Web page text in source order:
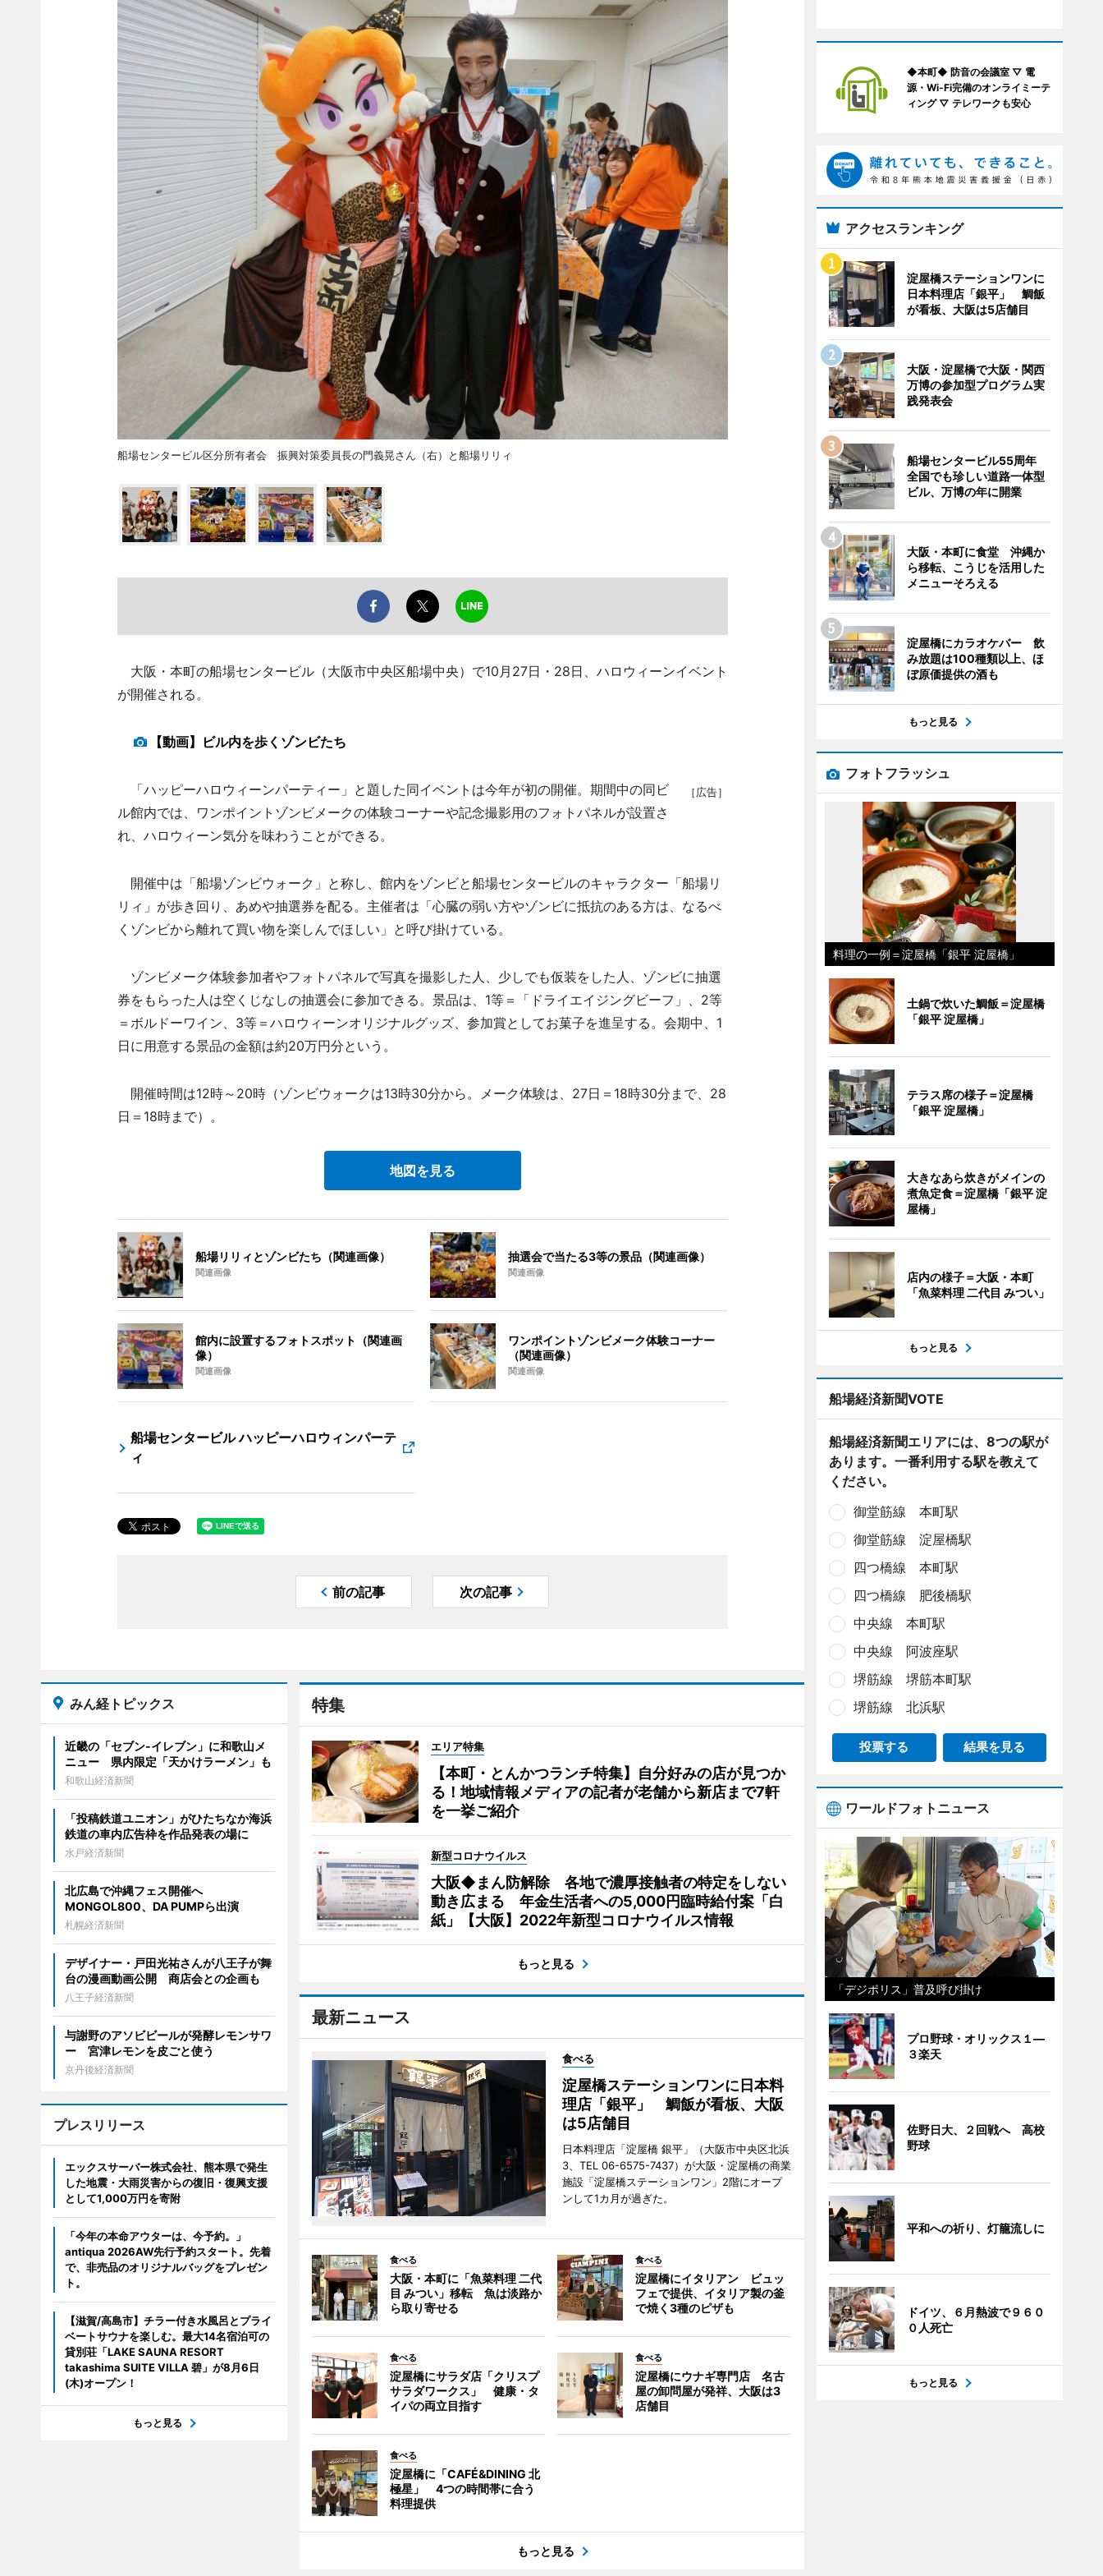
船場センタービル区分所有者会 振興対策委員長の門義晃さん（右）と船場リリィ
大阪・本町の船場センタービル（大阪市中央区船場中央）で10月27日・28日、ハロウィーンイベント
が開催される。
【動画】ビル内を歩くゾンビたち
［広告］
「ハッピーハロウィーンパーティー」と題した同イベントは今年が初の開催。期間中の同ビ
ル館内では、ワンポイントゾンビメークの体験コーナーや記念撮影用のフォトパネルが設置さ
れ、ハロウィーン気分を味わうことができる。
開催中は「船場ゾンビウォーク」と称し、館内をゾンビと船場センタービルのキャラクター「船場リ
リィ」が歩き回り、あめや抽選券を配る。主催者は「心臓の弱い方やゾンビに抵抗のある方は、なるべ
くゾンビから離れて買い物を楽しんでほしい」と呼び掛けている。
ゾンビメーク体験参加者やフォトパネルで写真を撮影した人、少しでも仮装をした人、ゾンビに抽選
券をもらった人は空くじなしの抽選会に参加できる。景品は、1等＝「ドライエイジングビーフ」、2等
＝ボルドーワイン、3等＝ハロウィーンオリジナルグッズ、参加賞としてお菓子を進呈する。会期中、1
日に用意する景品の金額は約20万円分という。
開催時間は12時～20時（ゾンビウォークは13時30分から。メーク体験は、27日＝18時30分まで、28
日＝18時まで）。
地図を見る
船場リリィとゾンビたち（関連画像）
関連画像
抽選会で当たる3等の景品（関連画像）
関連画像
館内に設置するフォトスポット（関連画
像）
関連画像
ワンポイントゾンビメーク体験コーナー
（関連画像）
関連画像
船場センタービル ハッピーハロウィンパーテ
ィ
前の記事 次の記事
特集
エリア特集
【本町・とんかつランチ特集】自分好みの店が見つか
る！地域情報メディアの記者が老舗から新店まで7軒
を一挙ご紹介
新型コロナウイルス
大阪◆まん防解除 各地で濃厚接触者の特定をしない
動き広まる 年金生活者への5,000円臨時給付案「白
紙」【大阪】2022年新型コロナウイルス情報
もっと見る
最新ニュース
食べる
淀屋橋ステーションワンに日本料
理店「銀平」 鯛飯が看板、大阪
は5店舗目
日本料理店「淀屋橋 銀平」（大阪市中央区北浜
3、TEL 06-6575-7437）が大阪・淀屋橋の商業
施設「淀屋橋ステーションワン」2階にオープ
ンして1カ月が過ぎた。
食べる
大阪・本町に「魚菜料理 二代
目 みつい」移転 魚は淡路か
ら取り寄せる
食べる
淀屋橋にイタリアン ビュッ
フェで提供、イタリア製の釜
で焼く3種のピザも
食べる
淀屋橋にサラダ店「クリスプ
サラダワークス」 健康・タ
イパの両立目指す
食べる
淀屋橋にウナギ専門店 名古
屋の卸問屋が発祥、大阪は3
店舗目
食べる
淀屋橋に「CAFÉ&DINING 北
極星」 4つの時間帯に合う
料理提供
もっと見る
みん経トピックス
近畿の「セブン-イレブン」に和歌山メ
ニュー 県内限定「天かけラーメン」も
和歌山経済新聞
「投稿鉄道ユニオン」がひたちなか海浜
鉄道の車内広告枠を作品発表の場に
水戸経済新聞
北広島で沖縄フェス開催へ
MONGOL800、DA PUMPら出演
札幌経済新聞
デザイナー・戸田光祐さんが八王子が舞
台の漫画動画公開 商店会との企画も
八王子経済新聞
与謝野のアソビビールが発酵レモンサワ
ー 宮津レモンを皮ごと使う
京丹後経済新聞
プレスリリース
エックスサーバー株式会社、熊本県で発生
した地震・大雨災害からの復旧・復興支援
として1,000万円を寄附
「今年の本命アウターは、今予約。」
antiqua 2026AW先行予約スタート。先着
で、非売品のオリジナルバッグをプレゼン
ト。
【滋賀/高島市】チラー付き水風呂とプライ
ベートサウナを楽しむ。最大14名宿泊可の
貸別荘「LAKE SAUNA RESORT
takashima SUITE VILLA 碧」が8月6日
(木)オープン！
もっと見る
◆本町◆ 防音の会議室 ▽ 電
源・Wi-Fi完備のオンライミーテ
ィング ▽ テレワークも安心
アクセスランキング
淀屋橋ステーションワンに
日本料理店「銀平」 鯛飯
が看板、大阪は5店舗目
大阪・淀屋橋で大阪・関西
万博の参加型プログラム実
践発表会
船場センタービル55周年
全国でも珍しい道路一体型
ビル、万博の年に開業
大阪・本町に食堂 沖縄か
ら移転、こうじを活用した
メニューそろえる
淀屋橋にカラオケバー 飲
み放題は100種類以上、ほ
ぼ原価提供の酒も
もっと見る
フォトフラッシュ
料理の一例＝淀屋橋「銀平 淀屋橋」
土鍋で炊いた鯛飯＝淀屋橋
「銀平 淀屋橋」
テラス席の様子＝淀屋橋
「銀平 淀屋橋」
大きなあら炊きがメインの
煮魚定食＝淀屋橋「銀平 淀
屋橋」
店内の様子＝大阪・本町
「魚菜料理 二代目 みつい」
もっと見る
船場経済新聞VOTE
船場経済新聞エリアには、8つの駅が
あります。一番利用する駅を教えて
ください。
御堂筋線 本町駅
御堂筋線 淀屋橋駅
四つ橋線 本町駅
四つ橋線 肥後橋駅
中央線 本町駅
中央線 阿波座駅
堺筋線 堺筋本町駅
堺筋線 北浜駅
投票する 結果を見る
ワールドフォトニュース
「デジポリス」普及呼び掛け
プロ野球・オリックス１―
３楽天
佐野日大、２回戦へ 高校
野球
平和への祈り、灯籠流しに
ドイツ、６月熱波で９６０
０人死亡
もっと見る